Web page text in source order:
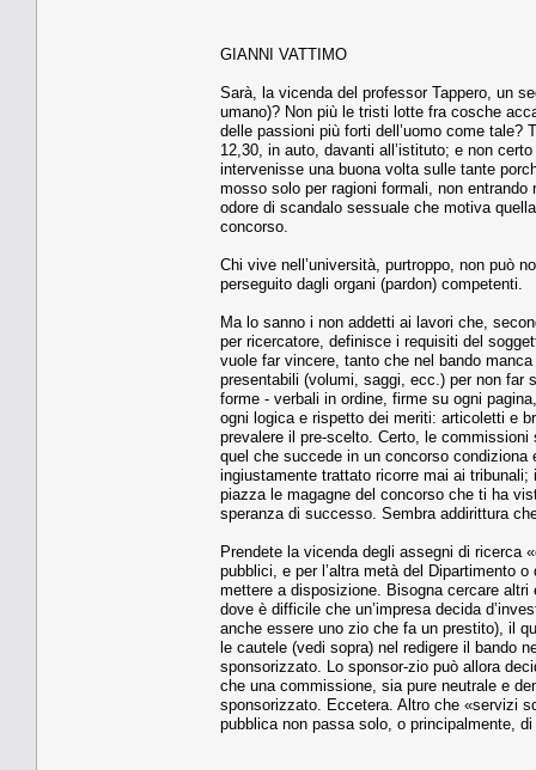
GIANNI VATTIMO
Sarà, la vicenda del professor Tappero, un
umano)? Non più le tristi lotte fra cosche
delle passioni più forti dell’uomo come
12,30, in auto, davanti all’istituto; e non
intervenisse una buona volta sulle tante
mosso solo per ragioni formali, non
odore di scandalo sessuale che motiva
concorso.
Chi vive nell’università, purtroppo, non può
perseguito dagli organi (pardon) competenti.
Ma lo sanno i non addetti ai lavori che,
per ricercatore, definisce i requisiti del
vuole far vincere, tanto che nel bando
presentabili (volumi, saggi, ecc.) per non far
forme - verbali in ordine, firme su ogni
ogni logica e rispetto dei meriti: articoletti e
prevalere il pre-scelto. Certo, le
quel che succede in un concorso
ingiustamente trattato ricorre mai ai
piazza le magagne del concorso che ti ha
speranza di successo. Sembra addirittura
Prendete la vicenda degli assegni di ricerca
pubblici, e per l’altra metà del Dipartimento
mettere a disposizione. Bisogna cercare
dove è difficile che un’impresa decida
anche essere uno zio che fa un prestito), il
le cautele (vedi sopra) nel redigere il bando
sponsorizzato. Lo sponsor-zio può allora
che una commissione, sia pure neutrale e
sponsorizzato. Eccetera. Altro che «servizi
pubblica non passa solo, o principalmente,